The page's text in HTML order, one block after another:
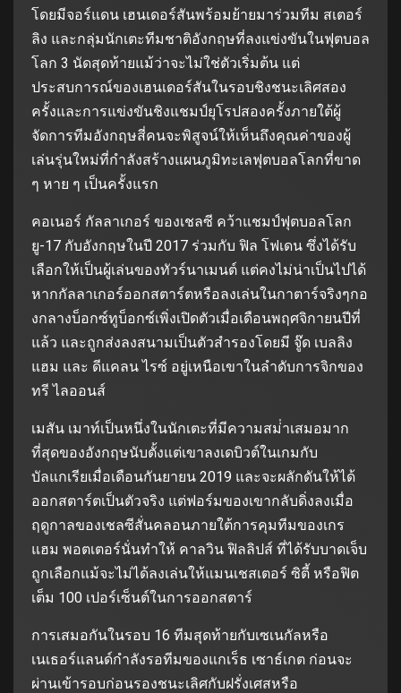
โดยมีจอร์แดน เฮนเดอร์สันพร้อมย้ายมาร่วมทีม สเตอร์
ลิง และกลุ่มนักเตะทีมชาติอังกฤษที่ลงแข่งขันในฟุตบอล
โลก 3 นัดสุดท้ายแม้ว่าจะไม่ใช่ตัวเริ่มต้น แต่
ประสบการณ์ของเฮนเดอร์สันในรอบชิงชนะเลิศสอง
ครั้งและการแข่งขันชิงแชมป์ยุโรปสองครั้งภายใต้ผู้
จัดการทีมอังกฤษสี่คนจะพิสูจน์ให้เห็นถึงคุณค่าของผู้
เล่นรุ่นใหม่ที่กําลังสร้างแผนภูมิทะเลฟุตบอลโลกที่ขาด
ๆ หาย ๆ เป็นครั้งแรก
คอเนอร์ กัลลาเกอร์ ของเชลซี คว้าแชมป์ฟุตบอลโลก
ยู-17 กับอังกฤษในปี 2017 ร่วมกับ ฟิล โฟเดน ซึ่งได้รับ
เลือกให้เป็นผู้เล่นของทัวร์นาเมนต์ แต่คงไม่น่าเป็นไปได้
หากกัลลาเกอร์ออกสตาร์ตหรือลงเล่นในกาตาร์จริงๆกอ
งกลางบ็อกซ์ทูบ็อกซ์เพิ่งเปิดตัวเมื่อเดือนพฤศจิกายนปีที่
แล้ว และถูกส่งลงสนามเป็นตัวสํารองโดยมี จู๊ด เบลลิง
แฮม และ ดีแคลน ไรซ์ อยู่เหนือเขาในลําดับการจิกของ
ทรี ไลออนส์
เมสัน เมาท์เป็นหนึ่งในนักเตะที่มีความสม่ําเสมอมาก
ที่สุดของอังกฤษนับตั้งแต่เขาลงเดบิวต์ในเกมกับ
บัลแกเรียเมื่อเดือนกันยายน 2019 และจะผลักดันให้ได้
ออกสตาร์ตเป็นตัวจริง แต่ฟอร์มของเขากลับดิ่งลงเมื่อ
ฤดูกาลของเชลซีสั่นคลอนภายใต้การคุมทีมของเกร
แฮม พอตเตอร์นั่นทําให้ คาลวิน ฟิลลิปส์ ที่ได้รับบาดเจ็บ
ถูกเลือกแม้จะไม่ได้ลงเล่นให้แมนเชสเตอร์ ซิตี้ หรือฟิต
เต็ม 100 เปอร์เซ็นต์ในการออกสตาร์
การเสมอกันในรอบ 16 ทีมสุดท้ายกับเซเนกัลหรือ
เนเธอร์แลนด์กําลังรอทีมของแกเร็ธ เซาธ์เกต ก่อนจะ
ผ่านเข้ารอบก่อนรองชนะเลิศกับฝรั่งเศสหรือ